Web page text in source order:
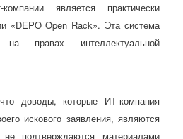
компании является практически
«DEPO Open Rack». Эта система
правах интеллектуальной
доводы, которые ИТ-компания
искового заявления, являются
подтверждаются материалами